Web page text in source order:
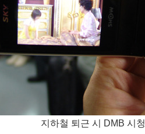
지하철 퇴근 시 DMB 시청